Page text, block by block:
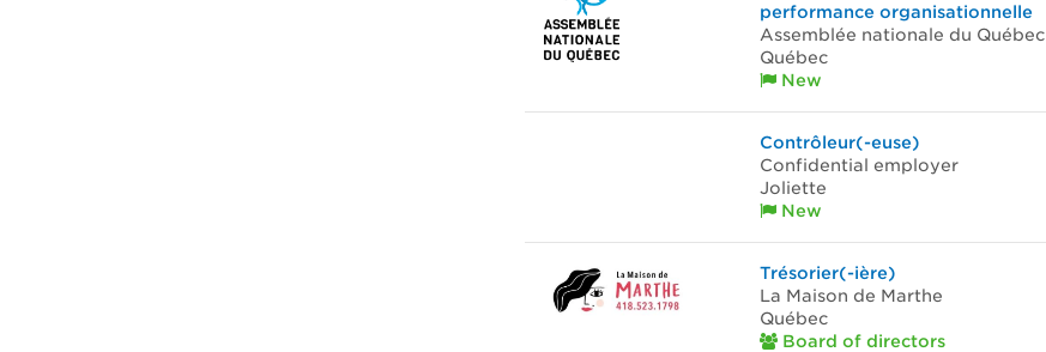
performance organisationnelle
Assemblée nationale du Québec
Québec
New
Contrôleur(-euse)
Confidential employer
Joliette
New
Trésorier(-ière)
La Maison de Marthe
Québec
Board of directors